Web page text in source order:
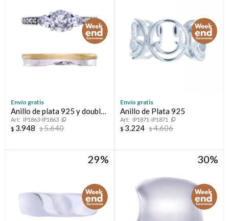
Envío gratis
Anillo de plata 925 y double
en oro 18 ktes con circonias,
PROMESA.
IP1863-IP1863
$ 3.948 $5.640
Envío gratis
Anillo de Plata 925
IP1871-IP1871
$ 3.224 $4.606
29 30